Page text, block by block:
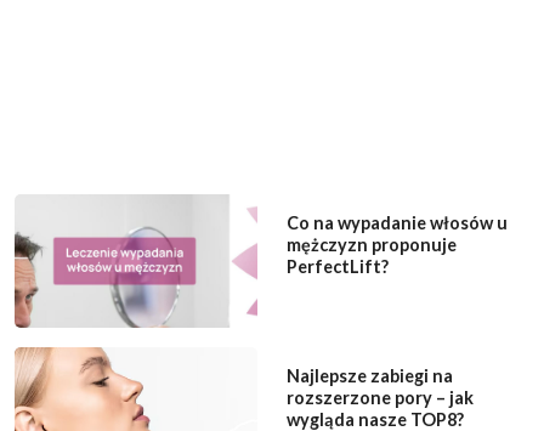
Co na wypadanie włosów u
mężczyzn proponuje
PerfectLift?
Najlepsze zabiegi na
rozszerzone pory – jak
wygląda nasze TOP8?